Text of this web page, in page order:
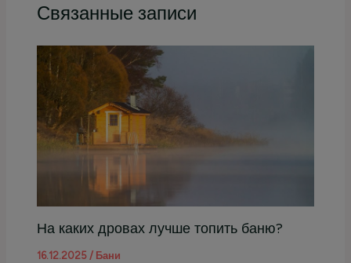
Связанные записи
На каких дровах лучше топить баню?
16.12.2025/ Бани